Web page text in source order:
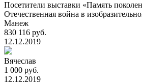
Посетители выставки «Память
Отечественная война в
Манеж
830 116 руб.
12.12.2019
Вячеслав
1 000 руб.
12.12.2019